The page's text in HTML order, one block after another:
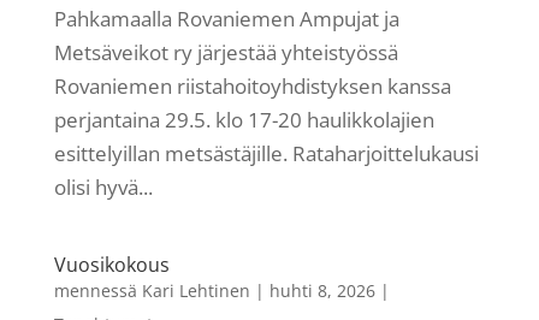
Pahkamaalla Rovaniemen Ampujat ja
Metsäveikot ry järjestää yhteistyössä
Rovaniemen riistahoitoyhdistyksen kanssa
perjantaina 29.5. klo 17-20 haulikkolajien
esittelyillan metsästäjille. Rataharjoittelukausi
olisi hyvä...
Vuosikokous
mennessä Kari Lehtinen | huhti 8, 2026|